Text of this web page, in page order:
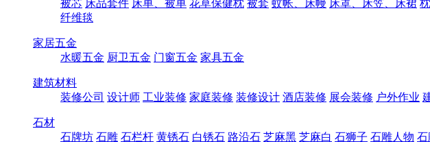
被芯 床品套件 床单、被单 花草保健枕 被套 蚊帐、床幔 床罩、床笠、床裙
纤维毯
家居五金
水暖五金 厨卫五金 门窗五金 家具五金
建筑材料
装修公司 设计师 工业装修 家庭装修 装修设计 酒店装修 展会装修 户外作业
石材
石牌坊 石雕 石栏杆 黄锈石 白锈石 路沿石 芝麻黑 芝麻白 石狮子 石雕人物 石